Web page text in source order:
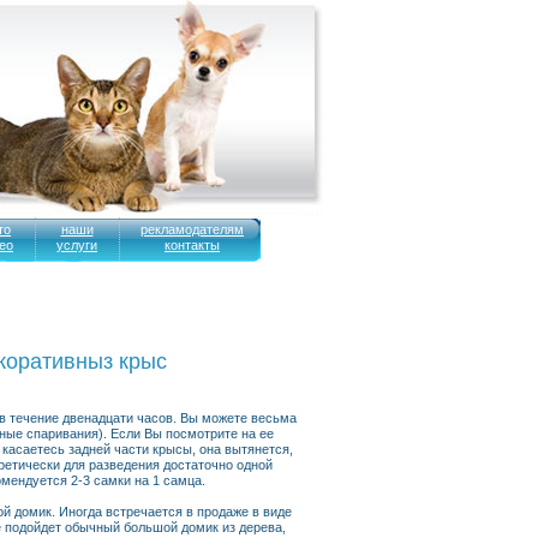
наши
услуги
рекламодателям
контакты
крыс
течение двенадцати часов. Вы можете весьма
спаривания). Если Вы посмотрите на ее
задней части крысы, она вытянется,
для разведения достаточно одной
2-3 самки на 1 самца.
домик. Иногда встречается в продаже в виде
подойдет обычный большой домик из дерева,